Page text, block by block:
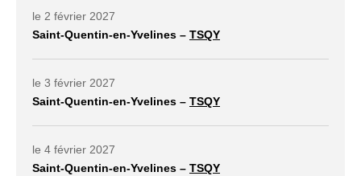
le 2 février 2027
Saint-Quentin-en-Yvelines – TSQY
le 3 février 2027
Saint-Quentin-en-Yvelines – TSQY
le 4 février 2027
Saint-Quentin-en-Yvelines – TSQY